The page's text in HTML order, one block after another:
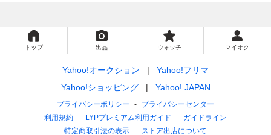
トップ 出品 ウォッチ マイオク
Yahoo!オークション
Yahoo!フリマ
Yahoo!ショッピング
Yahoo! JAPAN
プライバシーポリシー
プライバシーセンター
利用規約
LYPプレミアム利用ガイド
ガイドライン
特定商取引法の表示
ストア出店について